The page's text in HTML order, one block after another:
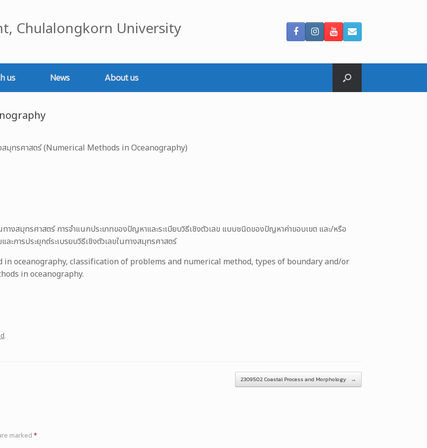
Chulalongkorn University
us News About us
งสมุทรศาสตร์ (Numerical Methods in Oceanography)
างสมุทรศาสตร์ การจำแนกประเภทของปัญหาและระเบียบวิธีเชิงตัวเลข แบบชนิดของปัญหาค่าขอบเขต และ/หรือ
ะการประยุกต์ระเบรยบวิธีเชิงตัวเลขในทางสมุทรศาสตร์
oceanography, classification of problems and numerical method, types of boundary and/or
in oceanography.
.
2309502 Coastal Process and Morphology →
marked *